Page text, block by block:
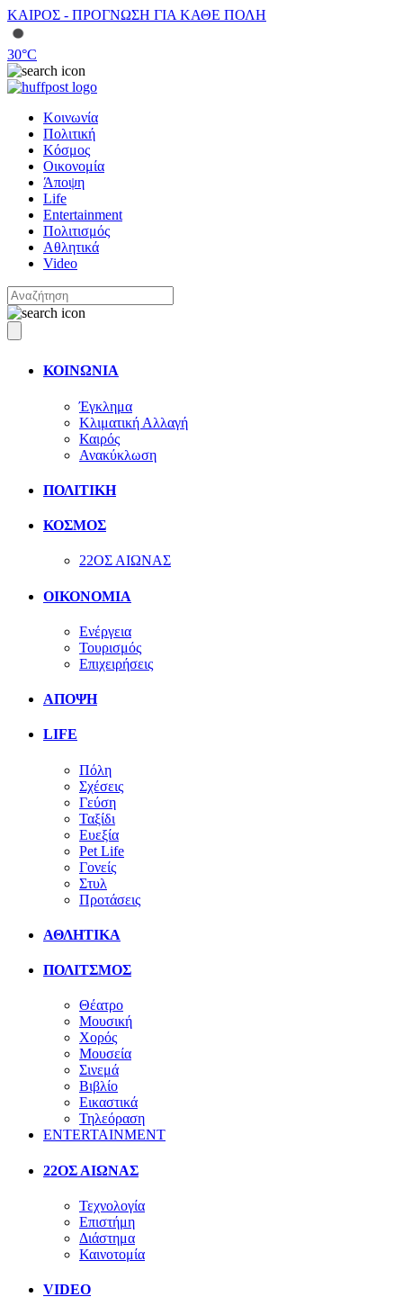
ΚΑΙΡΟΣ - ΠΡΟΓΝΩΣΗ ΓΙΑ ΚΑΘΕ ΠΟΛΗ
30°C
Κοινωνία
Πολιτική
Κόσμος
Οικονομία
Άποψη
Life
Entertainment
Πολιτισμός
Αθλητικά
Video
ΚΟΙΝΩΝΙΑ
Έγκλημα
Κλιματική Αλλαγή
Καιρός
Ανακύκλωση
ΠΟΛΙΤΙΚΗ
ΚΟΣΜΟΣ
22ΟΣ ΑΙΩΝΑΣ
ΟΙΚΟΝΟΜΙΑ
Ενέργεια
Τουρισμός
Επιχειρήσεις
ΑΠΟΨΗ
LIFE
Πόλη
Σχέσεις
Γεύση
Ταξίδι
Ευεξία
Pet Life
Γονείς
Στυλ
Προτάσεις
ΑΘΛΗΤΙΚΑ
ΠΟΛΙΤΣΜΟΣ
Θέατρο
Μουσική
Χορός
Μουσεία
Σινεμά
Βιβλίο
Εικαστικά
Τηλεόραση
ENTERTAINMENT
22ΟΣ ΑΙΩΝΑΣ
Τεχνολογία
Επιστήμη
Διάστημα
Καινοτομία
VIDEO